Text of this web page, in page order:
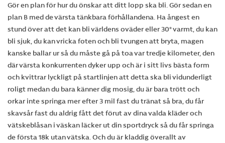
Gör en plan för hur du önskar att ditt lopp ska bli. Gör sedan en
plan B med de värsta tänkbara förhållandena. Ha ångest en
stund över att det kan bli världens oväder eller 30° varmt, du kan
bli sjuk, du kan vricka foten och bli tvungen att bryta, magen
kanske ballar ur så du måste gå på toa var tredje kilometer, den
där värsta konkurrenten dyker upp och är i sitt livs bästa form
och kvittrar lyckligt på startlinjen att detta ska bli vidunderligt
roligt medan du bara känner dig mosig, du är bara trött och
orkar inte springa mer efter 3 mil fast du tränat så bra, du får
skavsår fast du aldrig fått det förut av dina valda kläder och
vätskeblåsan i väskan läcker ut din sportdryck så du får springa
de första 18k utan vätska. Och du är kladdig överallt av